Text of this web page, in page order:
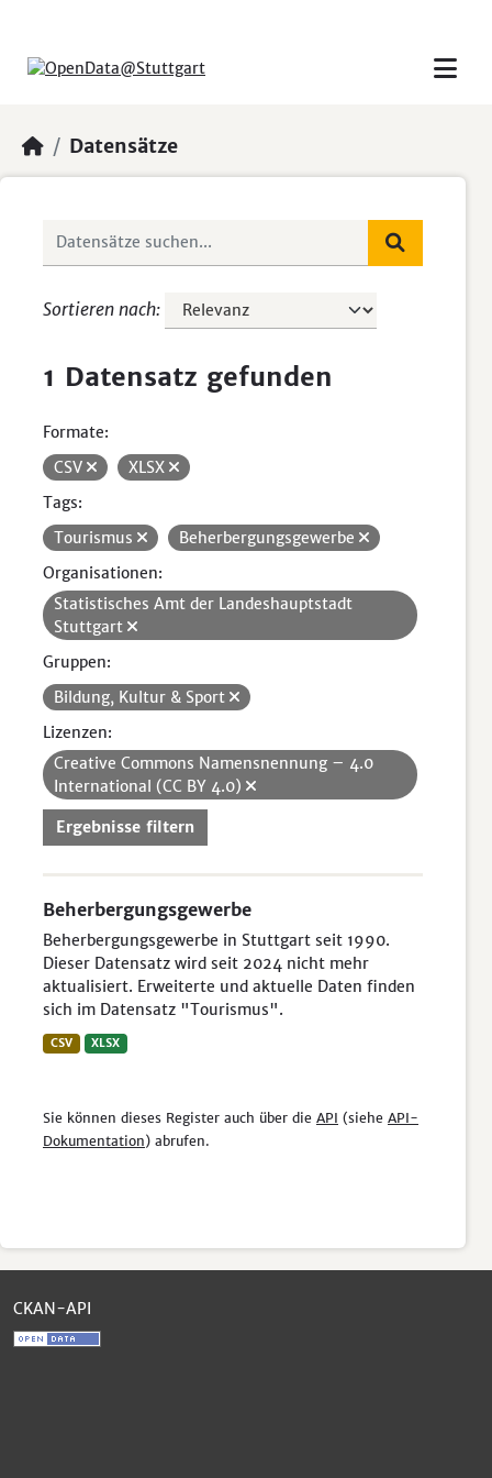
Datensätze
Sortieren nach
1 Datensatz gefunden
Formate:
CSV
XLSX
Tags:
Tourismus
Beherbergungsgewerbe
Organisationen:
Statistisches Amt der Landeshauptstadt
Stuttgart
Gruppen:
Bildung, Kultur & Sport
Lizenzen:
Creative Commons Namensnennung – 4.0
International (CC BY 4.0)
Ergebnisse filtern
Beherbergungsgewerbe
Beherbergungsgewerbe in Stuttgart seit 1990.
Dieser Datensatz wird seit 2024 nicht mehr
aktualisiert. Erweiterte und aktuelle Daten finden
sich im Datensatz "Tourismus".
CSV XLSX
Sie können dieses Register auch über die API (siehe API-
Dokumentation) abrufen.
CKAN-API